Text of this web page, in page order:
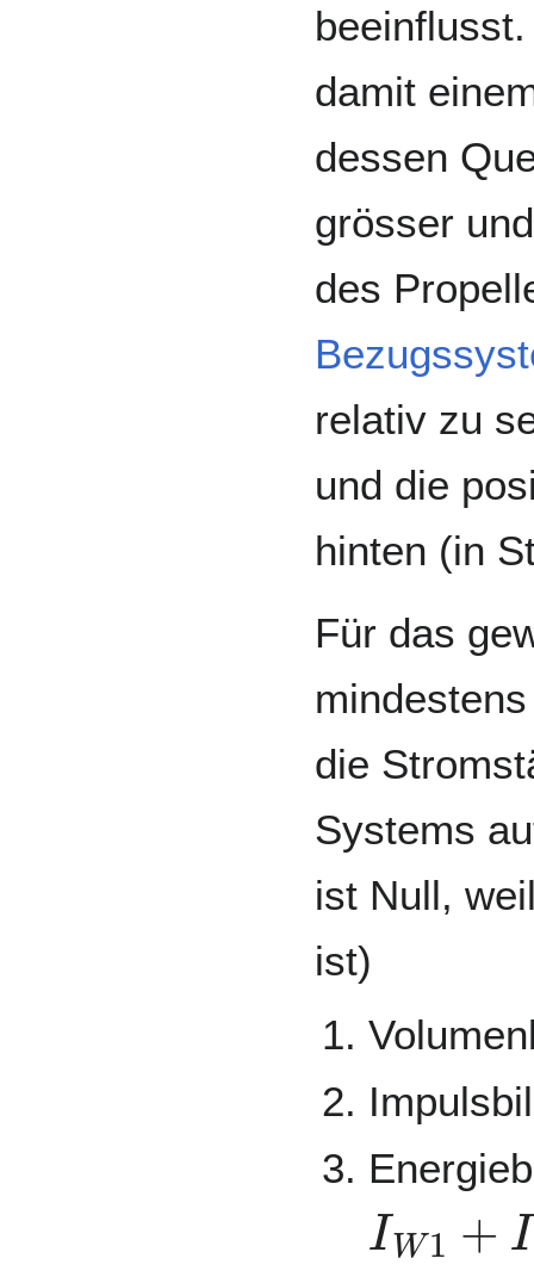
damit
dessen
grösser
des
relativ zu
und die
hinten (in
Für das
die
Systems
ist Null,
ist)
IW +